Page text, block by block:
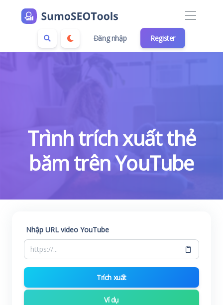
Đăng nhập Register
Trình trích xuất thẻ
băm trên YouTube
Nhập URL video YouTube
Trích xuất
Ví dụ